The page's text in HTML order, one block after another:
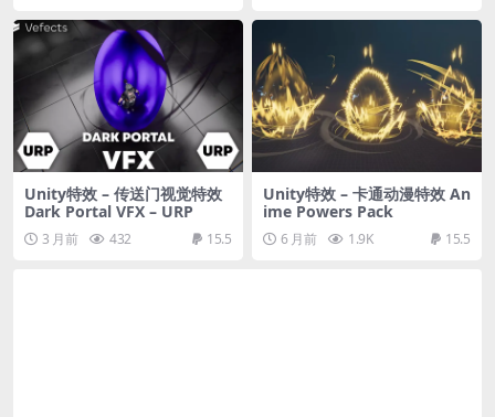
Unity特效 – 传送门视觉特效
Dark Portal VFX – URP
3 月前 432 15.5
Unity特效 – 卡通动漫特效 An
ime Powers Pack
6 月前 1.9K 15.5